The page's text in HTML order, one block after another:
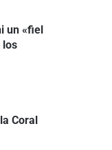
un «fiel
los
Coral